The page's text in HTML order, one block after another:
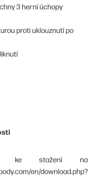
3 herní úchopy
proti uklouznutí po
ke stažení na
en/download.php?